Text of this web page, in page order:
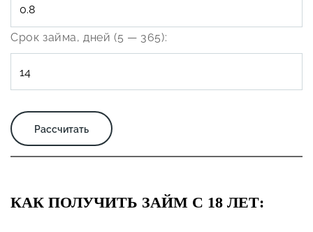
Срок займа, дней (5 — 365):
КАК ПОЛУЧИТЬ ЗАЙМ С 18 ЛЕТ: